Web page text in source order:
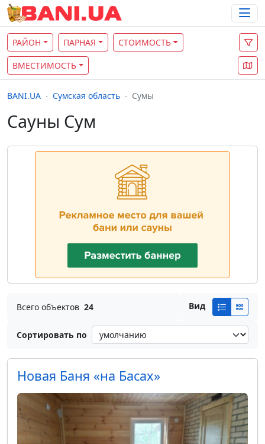
РАЙОН ПАРНАЯ СТОИМОСТЬ
ВМЕСТИМОСТЬ
BANI.UA Сумская область Сумы
Сауны Сум
Всего объектов 24 Вид
Сортировать по
Новая Баня «на Басах»